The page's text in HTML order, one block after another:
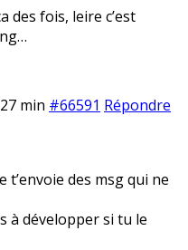
des fois, leire c’est
min #66591 Répondre
des msg qui ne
à développer si tu le